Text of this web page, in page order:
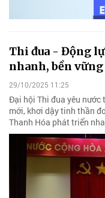
Thi đua - Động
nhanh, bền vững
29/10/2025 11:25
Đại hội Thi đua yêu nước
mới, khơi dậy tinh thần
Thanh Hóa phát triển